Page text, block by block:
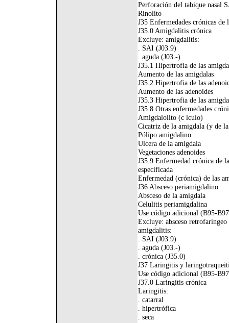
Perforación del tabique nasal
Rinolito
J35 Enfermedades crónicas de
J35.0 Amigdalitis crónica
Excluye: amigdalitis:
. SAI (J03.9)
. aguda (J03.-)
J35.1 Hipertrofia de las
Aumento de las amigdalas
J35.2 Hipertrofia de las
Aumento de las adenoides
J35.3 Hipertrofia de las
J35.8 Otras enfermedades
Amigdalolito (c lculo)
Cicatriz de la amigdala (y de
Pólipo amigdalino
Ulcera de la amigdala
Vegetaciones adenoides
J35.9 Enfermedad crónica de
especificada
Enfermedad (crónica) de las
J36 Absceso periamigdalino
Absceso de la amigdala
Celulitis periamigdalina
Use código adicional (B95-
Excluye: absceso
amigdalitis:
. SAI (J03.9)
. aguda (J03.-)
. crónica (J35.0)
J37 Laringitis y
Use código adicional (B95-
J37.0 Laringitis crónica
Laringitis:
. catarral
. hipertrófica
. seca